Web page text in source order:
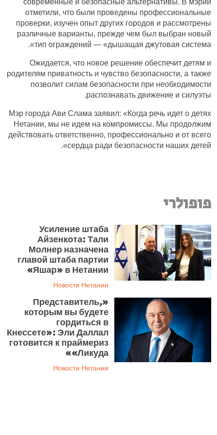
отметили, что были проведены профессиональные
проверки, изучен опыт других городов и рассмотрены
различные варианты, прежде чем был выбран новый
тип ограждений — «дышащая джутовая система».
Ожидается, что новое решение обеспечит детям и
родителям приватность и чувство безопасности, а также
позволит силам безопасности при необходимости
распознавать движение и силуэты.
Мэр города Ави Слама заявил: «Когда речь идет о детях
Нетании, мы не идем на компромиссы. Мы продолжим
действовать ответственно, профессионально и от всего
сердца ради безопасности наших детей».
פופולרי
Усиление штаба
Айзенкота: Тали
Молнер назначена
главой штаба партии
«Яшар» в Нетании
Новости Нетании
«Представитель,
которым вы будете
гордиться в
Кнессете»: Эли Даллал
готовится к праймериз
«Ликуда»
Новости Нетании